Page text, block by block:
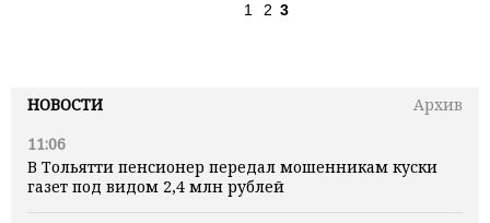
НОВОСТИ
Архив
11:06
В Тольятти пенсионер передал мошенникам куски
газет под видом 2,4 млн рублей
1 2 3